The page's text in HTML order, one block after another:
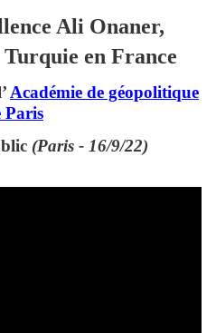
Ali Onaner,
Turquie en France
Académie de géopolitique
Paris
(Paris - 16/9/22)